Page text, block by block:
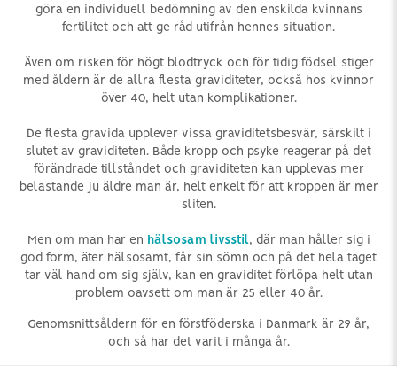
göra en individuell bedömning av den enskilda kvinnans
fertilitet och att ge råd utifrån hennes situation.
Även om risken för högt blodtryck och för tidig födsel stiger
med åldern är de allra flesta graviditeter, också hos kvinnor
över 40, helt utan komplikationer.
De flesta gravida upplever vissa graviditetsbesvär, särskilt i
slutet av graviditeten. Både kropp och psyke reagerar på det
förändrade tillståndet och graviditeten kan upplevas mer
belastande ju äldre man är, helt enkelt för att kroppen är mer
sliten.
Men om man har en hälsosam livsstil, där man håller sig i
god form, äter hälsosamt, får sin sömn och på det hela taget
tar väl hand om sig själv, kan en graviditet förlöpa helt utan
problem oavsett om man är 25 eller 40 år.
Genomsnittsåldern för en förstföderska i Danmark är 29 år,
och så har det varit i många år.